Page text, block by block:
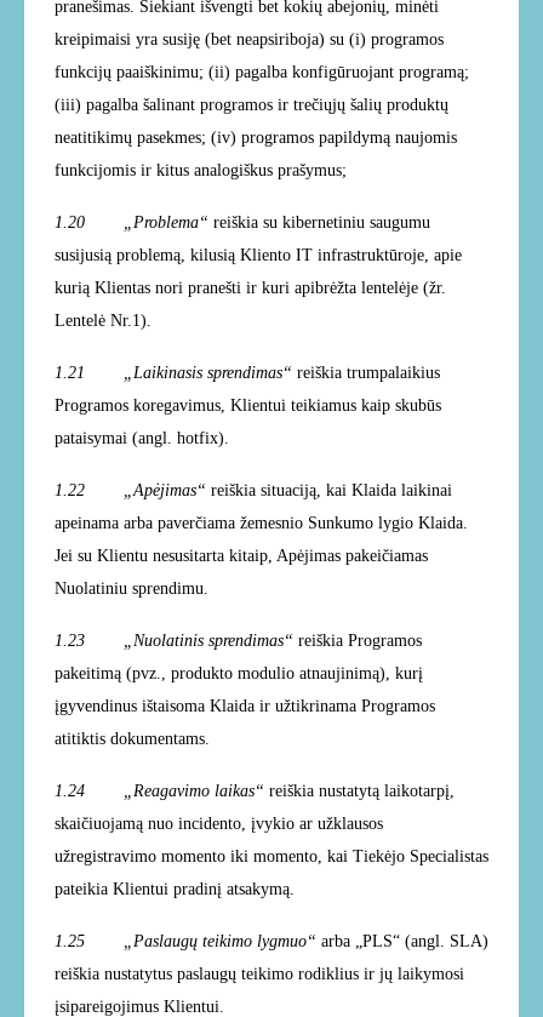
pranešimas. Siekiant išvengti bet kokių abejonių, minėti
kreipimaisi yra susiję (bet neapsiriboja) su (i) programos
funkcijų paaiškinimu; (ii) pagalba konfigūruojant programą;
(iii) pagalba šalinant programos ir trečiųjų šalių produktų
neatitikimų pasekmes; (iv) programos papildymą naujomis
funkcijomis ir kitus analogiškus prašymus;
1.20 „Problema“ reiškia su kibernetiniu saugumu
susijusią problemą, kilusią Kliento IT infrastruktūroje, apie
kurią Klientas nori pranešti ir kuri apibrėžta lentelėje (žr.
Lentelė Nr.1).
1.21 „Laikinasis sprendimas“ reiškia trumpalaikius
Programos koregavimus, Klientui teikiamus kaip skubūs
pataisymai (angl. hotfix).
1.22 „Apėjimas“ reiškia situaciją, kai Klaida laikinai
apeinama arba paverčiama žemesnio Sunkumo lygio Klaida.
Jei su Klientu nesusitarta kitaip, Apėjimas pakeičiamas
Nuolatiniu sprendimu.
1.23 „Nuolatinis sprendimas“ reiškia Programos
pakeitimą (pvz., produkto modulio atnaujinimą), kurį
įgyvendinus ištaisoma Klaida ir užtikrinama Programos
atitiktis dokumentams.
1.24 „Reagavimo laikas“ reiškia nustatytą laikotarpį,
skaičiuojamą nuo incidento, įvykio ar užklausos
užregistravimo momento iki momento, kai Tiekėjo Specialistas
pateikia Klientui pradinį atsakymą.
1.25 „Paslaugų teikimo lygmuo“ arba „PLS“ (angl. SLA)
reiškia nustatytus paslaugų teikimo rodiklius ir jų laikymosi
įsipareigojimus Klientui.